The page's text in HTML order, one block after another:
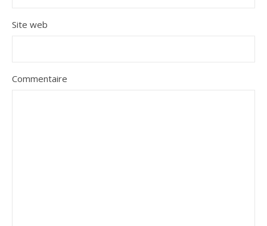
Site web
Commentaire